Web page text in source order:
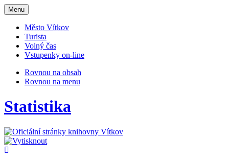
Otevřit
navigaci
Menu
Město Vítkov
Turista
Volný čas
Vstupenky on-line
Rovnou na obsah
Rovnou na menu
Statistika